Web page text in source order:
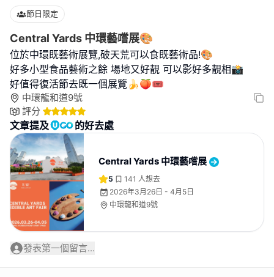
節日限定
Central Yards 中環藝嚐展🎨
位於中環既藝術展覽,破天荒可以食既藝術品!🎨
好多小型食品藝術之餘 場地又好靚 可以影好多靚相📸
好值得復活節去既一個展覽🍌🍑🎟️
中環龍和道9號
評分
文章提及 的好去處
Central Yards 中環藝嚐展
5 141 人想去
2026年3月26日 - 4月5日
中環龍和道9號
發表第一個留言...